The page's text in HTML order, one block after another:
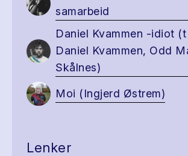
samarbeid
Daniel Kvammen -idiot (t
Daniel Kvammen, Odd
Skålnes)
Moi (Ingjerd Østrem)
Lenker